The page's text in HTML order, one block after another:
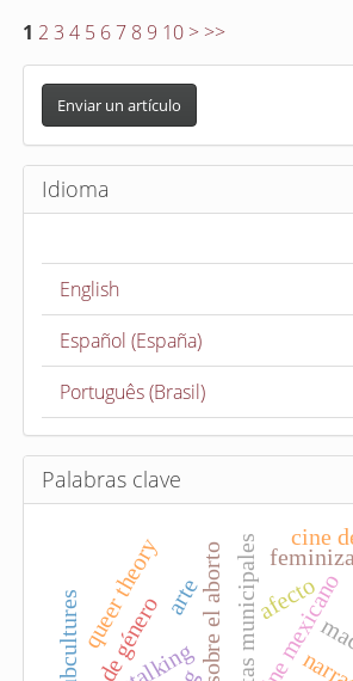
1 2 3 4 5 6 7 8 9 10 > >>
E
v
i
a
c
l
Enviar un artículo
Idioma
English
Español (España)
Português (Brasil)
Palabras clave
stalking cine mexicano
cine
queer theory
subcultures afecto
arte